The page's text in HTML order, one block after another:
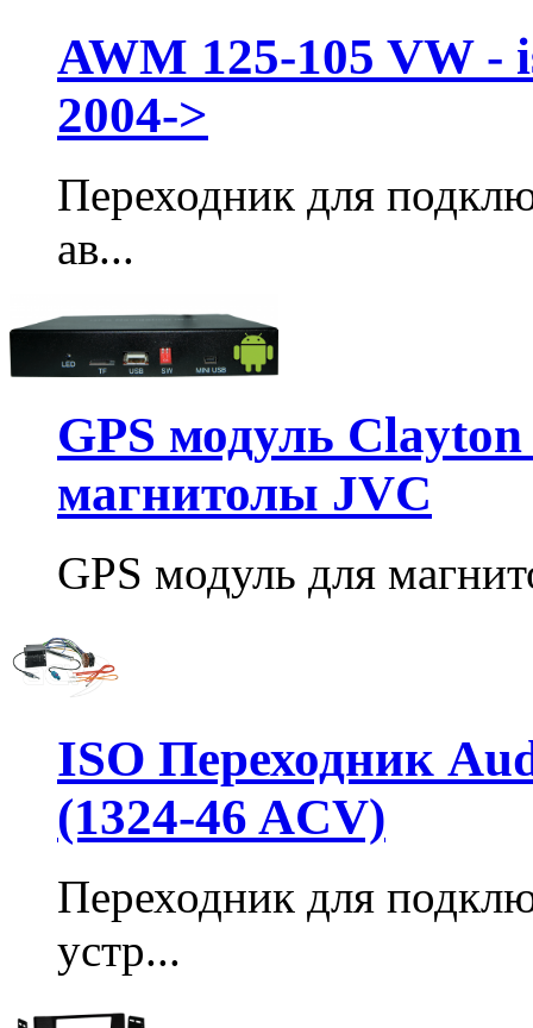
AWM 125-105 VW -
2004->
Переходник для
ав...
GPS модуль
магнитолы JVC
GPS модуль для
ISO Переходник
(1324-46 ACV)
Переходник для
устр...